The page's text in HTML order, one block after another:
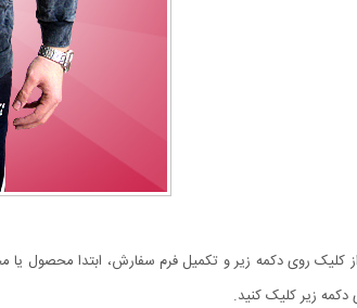
کلیک روی دکمه زیر و تکمیل فرم سفارش، ابتدا محصول یا
زیر کلیک کنید.